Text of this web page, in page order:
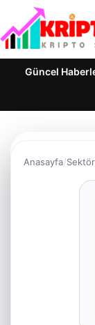
Güncel
Anasayfa